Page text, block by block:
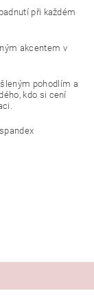
při každém
akcentem v
pohodlím a
kdo si cení